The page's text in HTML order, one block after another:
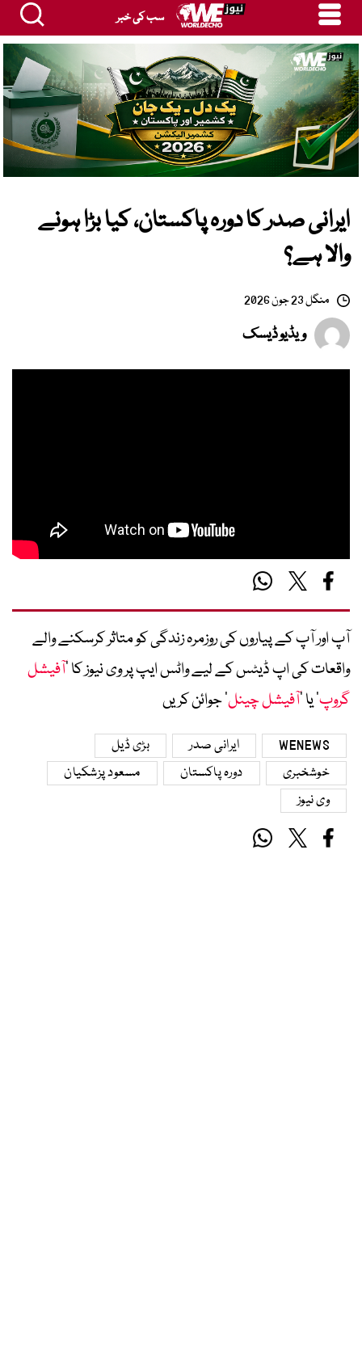
سب کی خبر
ایرانی صدر کا دورہ پاکستان، کیا بڑا ہونے
والا ہے؟
منگل 23 جون 2026
ویڈیو ڈیسک
آپ اور آپ کے پیاروں کی روزمرہ زندگی کو متاثر کرسکنے والے
واقعات کی اپ ڈیٹس کے لیے واٹس ایپ پر وی نیوز کا ’آفیشل
گروپ‘ یا ’آفیشل چینل‘ جوائن کریں
WENEWS ایرانی صدر
بڑی ڈیل
خوشخبری
دورہ پاکستان
مسعود پزشکیان
وی نیوز